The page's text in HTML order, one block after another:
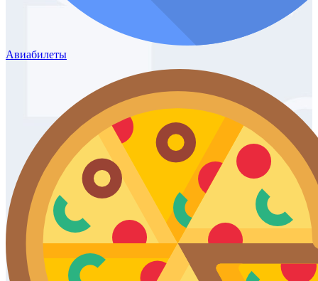
Авиабилеты